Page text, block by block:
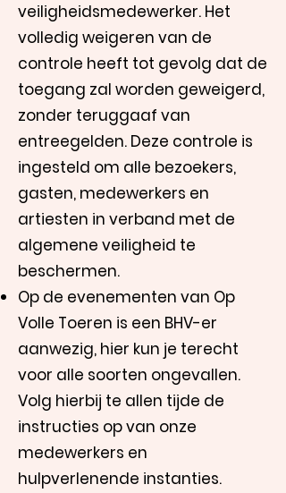
veiligheidsmedewerker. Het
volledig weigeren van de
controle heeft tot gevolg dat de
toegang zal worden geweigerd,
zonder teruggaaf van
entreegelden. Deze controle is
ingesteld om alle bezoekers,
gasten, medewerkers en
artiesten in verband met de
algemene veiligheid te
beschermen.
Op de evenementen van Op
Volle Toeren is een BHV-er
aanwezig, hier kun je terecht
voor alle soorten ongevallen.
Volg hierbij te allen tijde de
instructies op van onze
medewerkers en
hulpverlenende instanties.